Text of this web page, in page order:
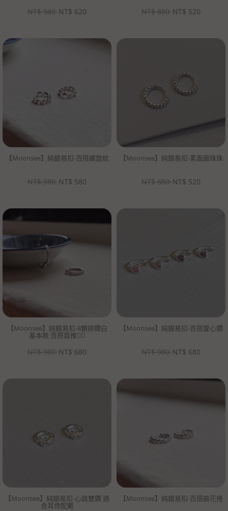
NT$ 980 NT$ 620 NT$ 880 NT$ 520
【Moonsee】純銀易扣-百搭螺旋紋
NT$ 980 NT$ 580
【Moonsee】純銀易扣-素面圓珠珠
NT$ 880 NT$ 520
【Moonsee】純銀易扣-8顆排鑽白
基本款 百搭首推👍🏻
NT$ 980 NT$ 680
【Moonsee】純銀易扣-百搭愛心鑽
NT$ 980 NT$ 680
【Moonsee】純銀易扣-心跳雙鑽 適
合耳骨配戴
【Moonsee】純銀易扣-百搭麻花捲